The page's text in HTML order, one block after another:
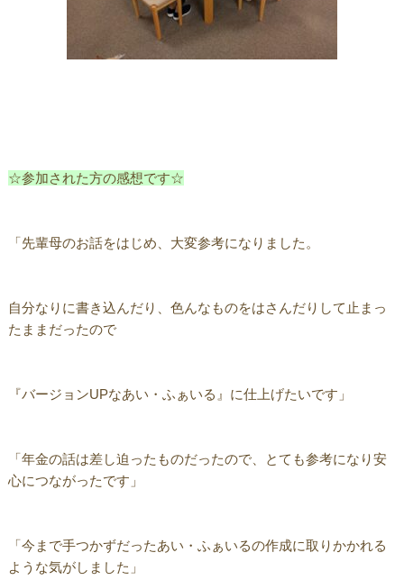
☆参加された方の感想です☆
「先輩母のお話をはじめ、大変参考になりました。
自分なりに書き込んだり、色んなものをはさんだりして止まっ
たままだったので
『バージョンUPなあい・ふぁいる』に仕上げたいです」
「年金の話は差し迫ったものだったので、とても参考になり安
心につながったです」
「今まで手つかずだったあい・ふぁいるの作成に取りかかれる
ような気がしました」